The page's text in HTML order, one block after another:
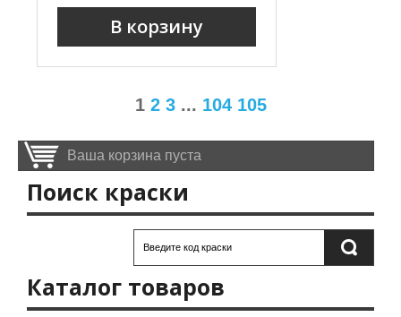
В корзину
1 2 3... 104 105
Ваша корзина пуста
Поиск краски
Каталог товаров